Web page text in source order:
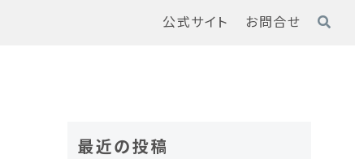
公式サイト お問合せ
最近の投稿